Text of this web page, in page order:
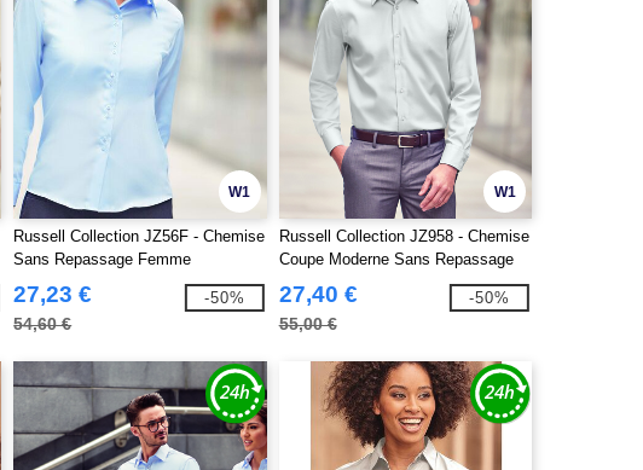
W1
Russell Collection JZ56F - Chemise
Sans Repassage Femme
27,23 €
54,60 €
-50%
W1
Russell Collection JZ958 - Chemise
Coupe Moderne Sans Repassage
Homme
27,40 €
55,00 €
-50%